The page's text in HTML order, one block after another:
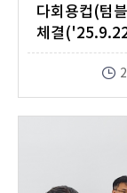
다회용컵(텀
체결